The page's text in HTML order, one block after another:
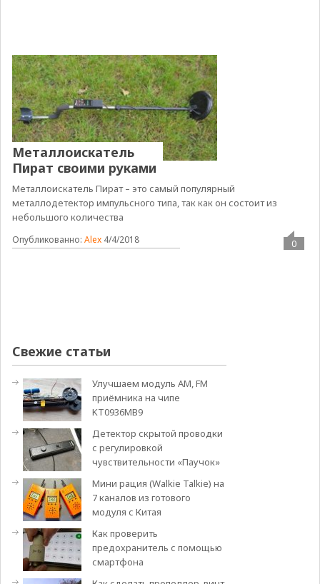
Металлоискатель
Пират своими руками
Металлоискатель Пират – это самый популярный
металлодетектор импульсного типа, так как он состоит из
небольшого количества
Опубликованно: Alex 4/4/2018 0
Свежие статьи
Улучшаем модуль АМ, FM
приёмника на чипе
KT0936MB9
Детектор скрытой проводки
с регулировкой
чувствительности «Паучок»
Мини рация (Walkie Talkie) на
7 каналов из готового
модуля с Китая
Как проверить
предохранитель с помощью
смартфона